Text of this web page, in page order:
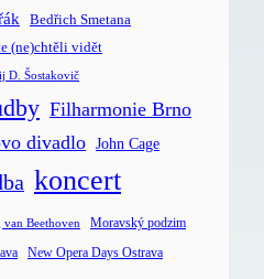
Bedřich Smetana
(ne)chtěli vidět
D. Šostakovič
Filharmonie Brno
divadlo John Cage
koncert
Beethoven Moravský podzim
New Opera Days Ostrava